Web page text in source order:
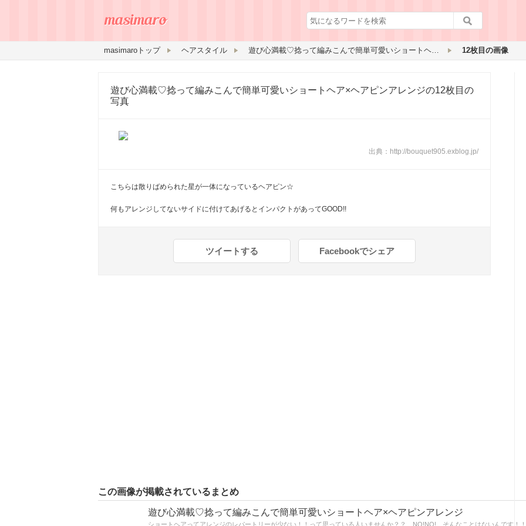
masimaroトップ ヘアスタイル 遊び心満載♡捻って編みこんで簡単可愛いショートヘア×ヘアピンアレンジ 12枚目の画像
遊び心満載♡捻って編みこんで簡単可愛いショートヘア×ヘアピンアレンジの12枚目の
写真
出典： http://bouquet905.exblog.jp/
こちらは散りばめられた星が一体になっているヘアピン☆
何もアレンジしてないサイドに付けてあげるとインパクトがあってGOOD!!
ツイートする Facebookでシェア
この画像が掲載されているまとめ
遊び心満載♡捻って編みこんで簡単可愛いショートヘア×ヘアピンアレンジ